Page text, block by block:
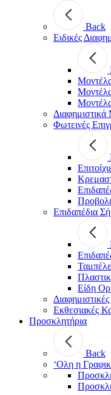
Back
Ειδικές
Φωτεινές
Επιδαπέδια
Είδη
Εκθεσιακές
Προσκλητήρια
Back
‘Ολη η